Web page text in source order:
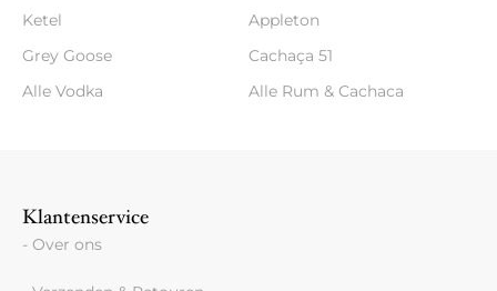
Ketel
Grey Goose
Alle Vodka
Appleton
Cachaça 51
Alle Rum & Cachaca
Klantenservice
- Over ons